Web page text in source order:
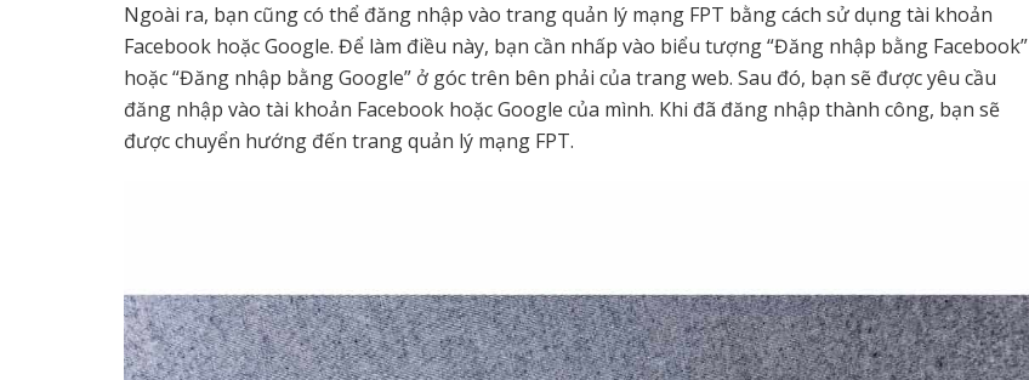
Ngoài ra, bạn cũng có thể đăng nhập vào trang quản lý mạng FPT bằng cách sử dụng tài khoản
Facebook hoặc Google. Để làm điều này, bạn cần nhấp vào biểu tượng “Đăng nhập bằng Facebook”
hoặc “Đăng nhập bằng Google” ở góc trên bên phải của trang web. Sau đó, bạn sẽ được yêu cầu
đăng nhập vào tài khoản Facebook hoặc Google của mình. Khi đã đăng nhập thành công, bạn sẽ
được chuyển hướng đến trang quản lý mạng FPT.